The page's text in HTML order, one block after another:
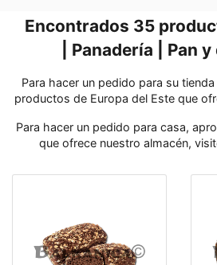
Encontrados 35
| Panadería | Pan
Para hacer un pedido para su
productos de Europa del Este que
Para hacer un pedido para casa,
que ofrece nuestro almacén,